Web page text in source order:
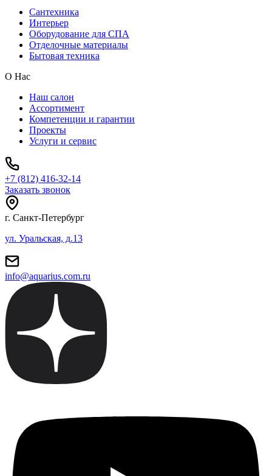
Сантехника
Интерьер
Оборудование для СПА
Отделочные материалы
Бытовая техника
О Нас
Наш салон
Ассортимент
Компетенции и гарантии
Проекты
Услуги и сервис
+7 (812) 416-32-14
Заказать звонок
г. Санкт-Петербург
ул. Уральская, д.13
info@aquarius.com.ru